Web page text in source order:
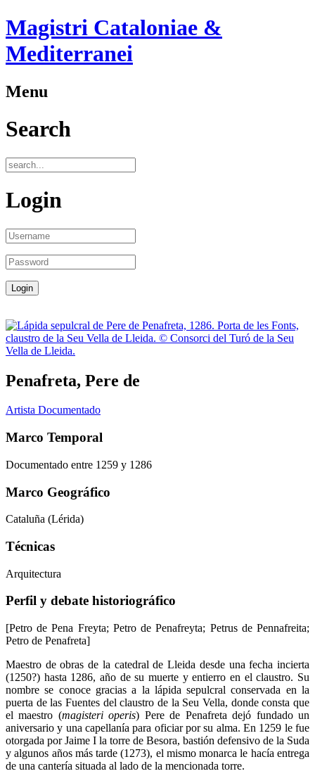
Magistri Cataloniae &
Mediterranei
Menu
Search
Login
Penafreta, Pere de
Artista Documentado
Marco Temporal
Documentado entre 1259 y 1286
Marco Geográfico
Cataluña (Lérida)
Técnicas
Arquitectura
Perfil y debate historiográfico
[Petro de Pena Freyta; Petro de Penafreyta; Petrus de Pennafreita;
Petro de Penafreta]
Maestro de obras de la catedral de Lleida desde una fecha incierta
(1250?) hasta 1286, año de su muerte y entierro en el claustro. Su
nombre se conoce gracias a la lápida sepulcral conservada en la
puerta de las Fuentes del claustro de la Seu Vella, donde consta que
el maestro (magisteri operis) Pere de Penafreta dejó fundado un
aniversario y una capellanía para oficiar por su alma. En 1259 le fue
otorgada por Jaime I la torre de Besora, bastión defensivo de la Suda
y algunos años más tarde (1273), el mismo monarca le hacía entrega
de una cantería situada al lado de la mencionada torre.